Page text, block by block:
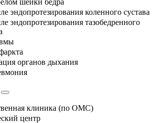
эндопротезирования коленного сустава
эндопротезирования тазобедренного
органов дыхания
клиника (по ОМС)
центр